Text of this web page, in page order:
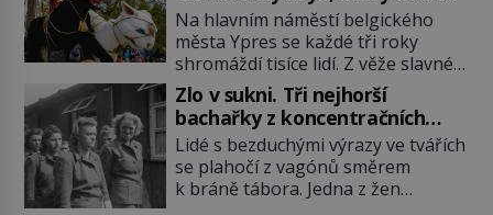
Nebyl v této oblasti žádným
nováčkem, protože do zednářské
[…]
středověku jsou totiž v každou
chvíli nuceni v nějakém žít. Mezi ty
nejslavnější patří i římské ghetto
založené v roce 1555. Pokud jde o
vztah k Židům, nemá se Řím čím
chlubit. […]
budí rozpaky
Na hlavním náměstí belgického
města Ypres se každé tři roky
shromáždí tisíce lidí. Z věže slavné
tržnice létají do davu kočky, diváci
jásají a snaží se je chytit. Naštěstí
už nejde o živá zvířata, ale jenom o
plyšové suvenýry. Kdysi to ale bylo
jinak. Tato veselá podívaná
připomíná jeden z nejpodivnějších
Zlo v sukni. Tři nejhorší
bachařky z koncentračních
táborů
Lidé s bezduchými výrazy ve tvářích
se plahočí z vagónů směrem
k bráně tábora. Jedna z žen